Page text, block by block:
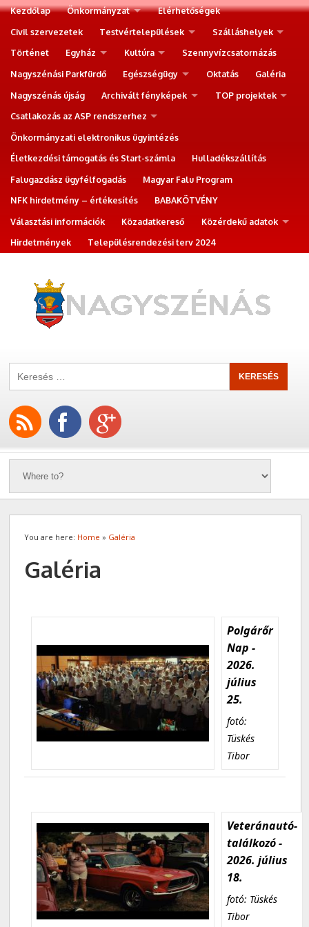
Kezdőlap Önkormányzat
Elérhetőségek
Civil szervezetek
Testvértelepülések
Szálláshelyek
Történet
Egyház Kultúra
Szennyvízcsatornázás
Nagyszénási Parkfürdő
Egészségügy Oktatás
Galéria
Nagyszénás újság
Archivált fényképek
TOP projektek
Csatlakozás az ASP rendszerhez
Önkormányzati elektronikus ügyintézés
Életkezdési támogatás és Start-számla
Hulladékszállítás
Falugazdász ügyfélfogadás
Magyar Falu Program
NFK hirdetmény – értékesítés
BABAKÖTVÉNY
Választási információk
Közadatkereső
Közérdekű adatok
Hirdetmények
Településrendezési terv 2024
You are here: Home » Galéria
Galéria
Polgárőr
Nap -
2026.
július
25.
fotó:
Tüskés
Tibor
Veteránautó-
találkozó -
2026. július
18.
fotó: Tüskés
Tibor